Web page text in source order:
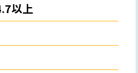
以上